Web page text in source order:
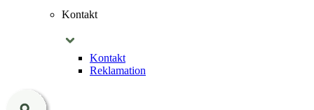
Kontakt
Kontakt
Reklamation